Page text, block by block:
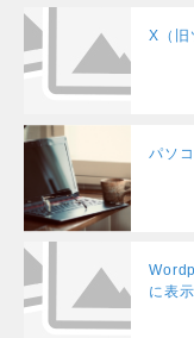
X（旧
パソ
に表